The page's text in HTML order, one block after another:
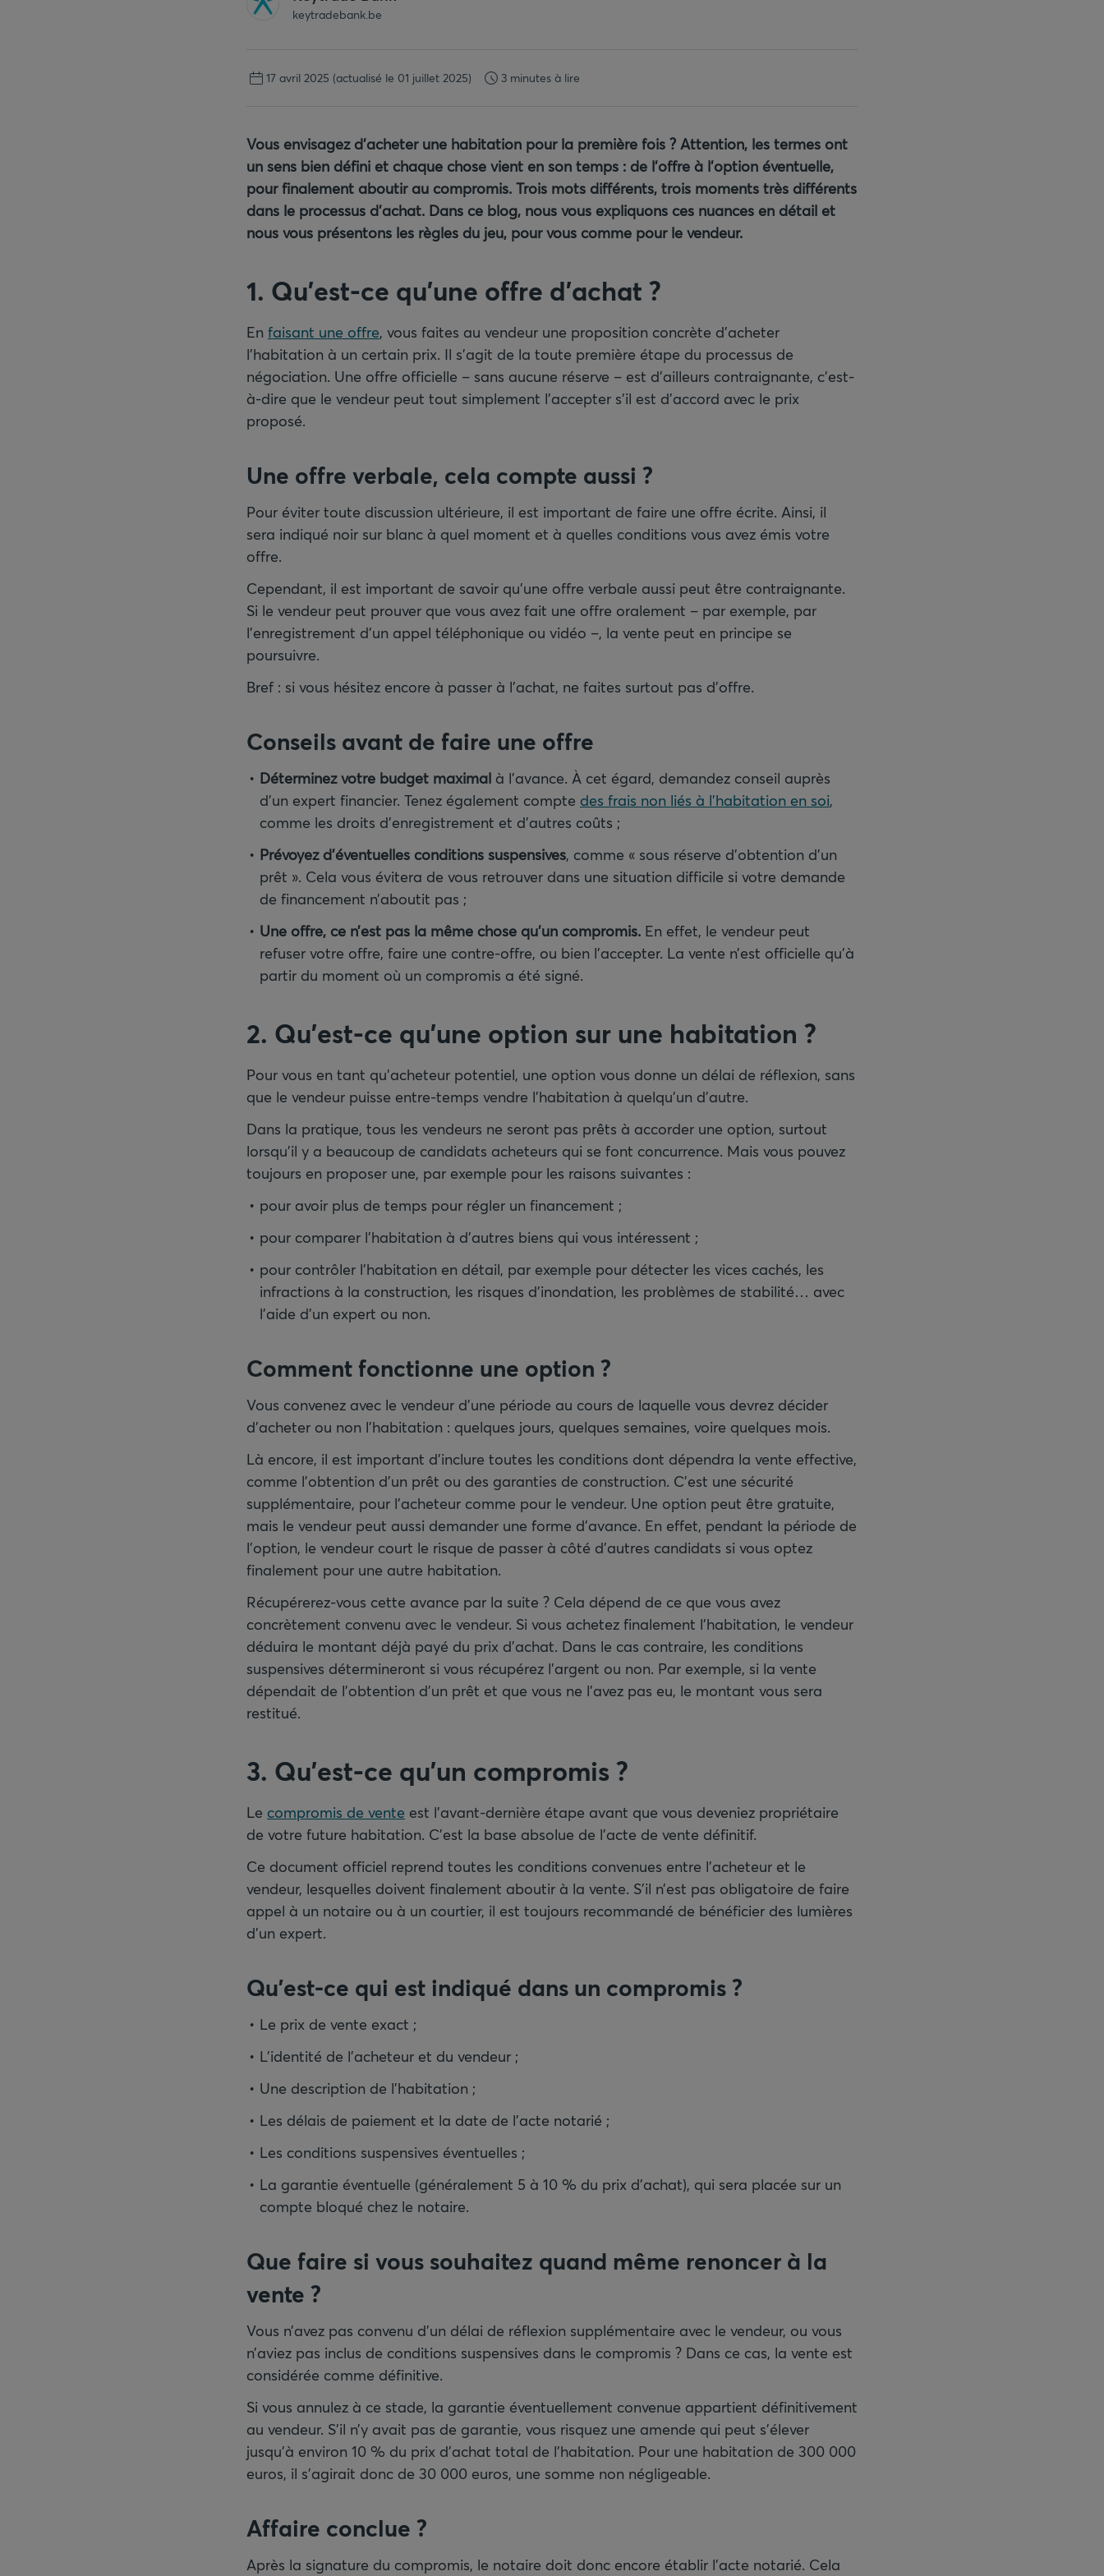
keytradebank.be
17 avril 2025 (actualisé le 01 juillet 2025) 3 minutes à lire
Vous envisagez d’acheter une habitation pour la première fois ? Attention, les termes ont
un sens bien défini et chaque chose vient en son temps : de l’offre à l’option éventuelle,
pour finalement aboutir au compromis. Trois mots différents, trois moments très différents
dans le processus d’achat. Dans ce blog, nous vous expliquons ces nuances en détail et
nous vous présentons les règles du jeu, pour vous comme pour le vendeur.
1. Qu’est-ce qu’une offre d’achat ?
En faisant une offre, vous faites au vendeur une proposition concrète d’acheter
l’habitation à un certain prix. Il s’agit de la toute première étape du processus de
négociation. Une offre officielle – sans aucune réserve – est d’ailleurs contraignante, c’est-
à-dire que le vendeur peut tout simplement l’accepter s’il est d’accord avec le prix
proposé.
Une offre verbale, cela compte aussi ?
Pour éviter toute discussion ultérieure, il est important de faire une offre écrite. Ainsi, il
sera indiqué noir sur blanc à quel moment et à quelles conditions vous avez émis votre
offre.
Cependant, il est important de savoir qu’une offre verbale aussi peut être contraignante.
Si le vendeur peut prouver que vous avez fait une offre oralement – par exemple, par
l’enregistrement d’un appel téléphonique ou vidéo –, la vente peut en principe se
poursuivre.
Bref : si vous hésitez encore à passer à l’achat, ne faites surtout pas d’offre.
Conseils avant de faire une offre
Déterminez votre budget maximal à l’avance. À cet égard, demandez conseil auprès
d’un expert financier. Tenez également compte des frais non liés à l’habitation en soi,
comme les droits d’enregistrement et d’autres coûts ;
Prévoyez d’éventuelles conditions suspensives, comme « sous réserve d’obtention d’un
prêt ». Cela vous évitera de vous retrouver dans une situation difficile si votre demande
de financement n’aboutit pas ;
Une offre, ce n’est pas la même chose qu’un compromis. En effet, le vendeur peut
refuser votre offre, faire une contre-offre, ou bien l’accepter. La vente n’est officielle qu’à
partir du moment où un compromis a été signé.
2. Qu’est-ce qu’une option sur une habitation ?
Pour vous en tant qu’acheteur potentiel, une option vous donne un délai de réflexion, sans
que le vendeur puisse entre-temps vendre l’habitation à quelqu’un d’autre.
Dans la pratique, tous les vendeurs ne seront pas prêts à accorder une option, surtout
lorsqu’il y a beaucoup de candidats acheteurs qui se font concurrence. Mais vous pouvez
toujours en proposer une, par exemple pour les raisons suivantes :
pour avoir plus de temps pour régler un financement ;
pour comparer l’habitation à d’autres biens qui vous intéressent ;
pour contrôler l’habitation en détail, par exemple pour détecter les vices cachés, les
infractions à la construction, les risques d’inondation, les problèmes de stabilité… avec
l’aide d’un expert ou non.
Comment fonctionne une option ?
Vous convenez avec le vendeur d’une période au cours de laquelle vous devrez décider
d’acheter ou non l’habitation : quelques jours, quelques semaines, voire quelques mois.
Là encore, il est important d’inclure toutes les conditions dont dépendra la vente effective,
comme l’obtention d’un prêt ou des garanties de construction. C’est une sécurité
supplémentaire, pour l’acheteur comme pour le vendeur. Une option peut être gratuite,
mais le vendeur peut aussi demander une forme d’avance. En effet, pendant la période de
l’option, le vendeur court le risque de passer à côté d’autres candidats si vous optez
finalement pour une autre habitation.
Récupérerez-vous cette avance par la suite ? Cela dépend de ce que vous avez
concrètement convenu avec le vendeur. Si vous achetez finalement l’habitation, le vendeur
déduira le montant déjà payé du prix d’achat. Dans le cas contraire, les conditions
suspensives détermineront si vous récupérez l’argent ou non. Par exemple, si la vente
dépendait de l’obtention d’un prêt et que vous ne l’avez pas eu, le montant vous sera
restitué.
3. Qu’est-ce qu’un compromis ?
Le compromis de vente est l’avant-dernière étape avant que vous deveniez propriétaire
de votre future habitation. C’est la base absolue de l’acte de vente définitif.
Ce document officiel reprend toutes les conditions convenues entre l’acheteur et le
vendeur, lesquelles doivent finalement aboutir à la vente. S’il n’est pas obligatoire de faire
appel à un notaire ou à un courtier, il est toujours recommandé de bénéficier des lumières
d’un expert.
Qu’est-ce qui est indiqué dans un compromis ?
Le prix de vente exact ;
L’identité de l’acheteur et du vendeur ;
Une description de l’habitation ;
Les délais de paiement et la date de l’acte notarié ;
Les conditions suspensives éventuelles ;
La garantie éventuelle (généralement 5 à 10 % du prix d’achat), qui sera placée sur un
compte bloqué chez le notaire.
Que faire si vous souhaitez quand même renoncer à la
vente ?
Vous n’avez pas convenu d’un délai de réflexion supplémentaire avec le vendeur, ou vous
n’aviez pas inclus de conditions suspensives dans le compromis ? Dans ce cas, la vente est
considérée comme définitive.
Si vous annulez à ce stade, la garantie éventuellement convenue appartient définitivement
au vendeur. S’il n’y avait pas de garantie, vous risquez une amende qui peut s’élever
jusqu’à environ 10 % du prix d’achat total de l’habitation. Pour une habitation de 300 000
euros, il s’agirait donc de 30 000 euros, une somme non négligeable.
Affaire conclue ?
Après la signature du compromis, le notaire doit donc encore établir l’acte notarié. Cela